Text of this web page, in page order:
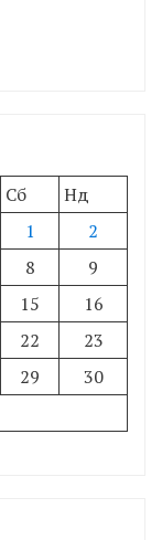
Сб
Нд
1
2
8
9
15
16
22
23
29
30